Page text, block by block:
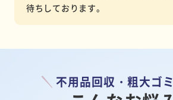
待ちしております。
不用品回収・粗大ゴ